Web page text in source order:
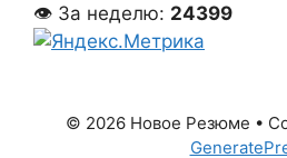
👁 За неделю: 24399
© 2026 Новое Резюме •